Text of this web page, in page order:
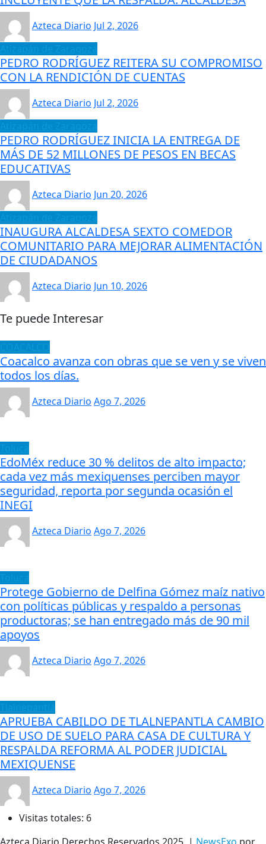
Azteca Diario Jul 2, 2026
PEDRO RODRÍGUEZ REITERA SU COMPROMISO
CON LA RENDICIÓN DE CUENTAS
Azteca Diario Jul 2, 2026
PEDRO RODRÍGUEZ INICIA LA ENTREGA DE
MÁS DE 52 MILLONES DE PESOS EN BECAS
EDUCATIVAS
Azteca Diario Jun 20, 2026
INAUGURA ALCALDESA SEXTO COMEDOR
COMUNITARIO PARA MEJORAR ALIMENTACIÓN
DE CIUDADANOS
Azteca Diario Jun 10, 2026
Te puede Interesar
Coacalco avanza con obras que se ven y se viven
todos los días.
Azteca Diario Ago 7, 2026
EdoMéx reduce 30 % delitos de alto impacto;
cada vez más mexiquenses perciben mayor
seguridad, reporta por segunda ocasión el
INEGI
Azteca Diario Ago 7, 2026
Protege Gobierno de Delfina Gómez maíz nativo
con políticas públicas y respaldo a personas
productoras; se han entregado más de 90 mil
apoyos
Azteca Diario Ago 7, 2026
APRUEBA CABILDO DE TLALNEPANTLA CAMBIO
DE USO DE SUELO PARA CASA DE CULTURA Y
RESPALDA REFORMA AL PODER JUDICIAL
MEXIQUENSE
Azteca Diario Ago 7, 2026
Visitas totales: 6